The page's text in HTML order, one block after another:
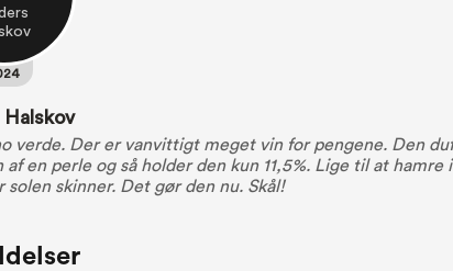
verde. Der er vanvittigt meget vin for pengene. Den
en perle og så holder den kun 11,5%. Lige til at hamre
solen skinner. Det gør den nu. Skål!